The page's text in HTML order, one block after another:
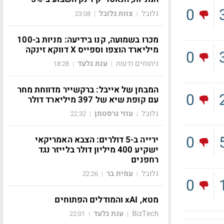
0
0
0
0
1
0
גלובל | צוות גלובל |
23:08
מכרו בשמועה, קנו בידיעה: מניות ב-100
מיליארד הוצפו וספייס X דווקא זינקה
ניתוחים ודעות | ענת גלעד |
18:28
המבחן של אייבל: ברקשייר מדווחת מחר
עם קופת שיא של 397 מיליארד דולר
גלובל | עוזי גרסטמן |
22:32
ירייה ב-5 דולרים: הצבא האמריקאי
ישקיע 400 מיליון דולר בלייזר נגד
רחפנים
גלובל | עמית בר |
22:26
מטא, xAI והמודלים הפתוחים
BizTech
| ענת גלעד |
22:01